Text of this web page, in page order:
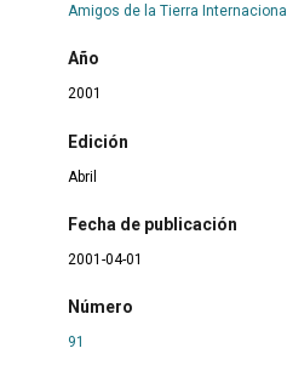
Amigos de la Tierra Internacional
Año
2001
Edición
Abril
Fecha de publicación
2001-04-01
Número
91